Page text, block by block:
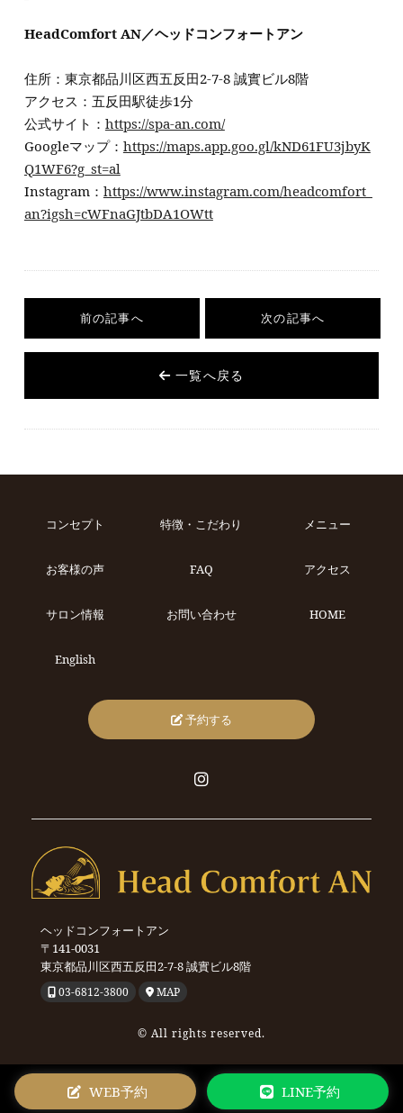
HeadComfort AN／ヘッドコンフォートアン
住所：東京都品川区西五反田2-7-8 誠實ビル8階
アクセス：五反田駅徒歩1分
公式サイト： https://spa-an.com/
Googleマップ： https://maps.app.goo.gl/kND61FU3jbyK
Q1WF6?g_st=al
Instagram： https://www.instagram.com/headcomfort_
an?igsh=cWFnaGJtbDA1OWtt
前の記事へ 次の記事へ
一覧へ戻る
コンセプト 特徴・こだわり メニュー
お客様の声 FAQ アクセス
サロン情報 お問い合わせ HOME
English
予約する
ヘッドコンフォートアン
〒141-0031
東京都品川区西五反田2-7-8誠實ビル8階
03-6812-3800 MAP
© All rights reserved.
WEB予約 LINE予約